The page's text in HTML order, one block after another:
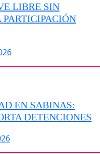
LIBRE SIN
EN SABINAS:
DETENCIONES